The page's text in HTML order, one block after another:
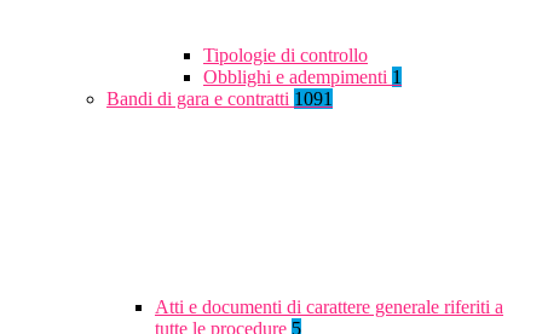
Tipologie di controllo
Obblighi e adempimenti 1
Bandi di gara e contratti 1091
Atti e documenti di carattere generale riferiti a
tutte le procedure 5